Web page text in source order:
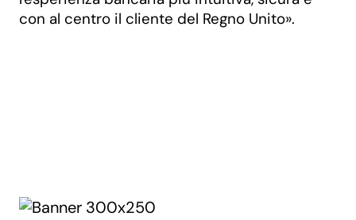
con al centro il cliente del Regno Unito».